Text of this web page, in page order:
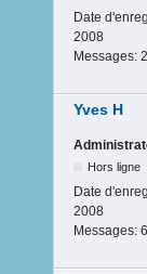
Date
2008
Messages:
Yves H
Hors ligne
Date
2008
Messages: